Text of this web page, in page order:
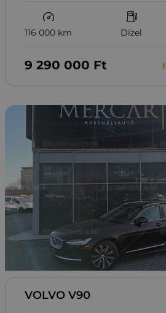
116 000 km Dízel
9‏‏‎ ‎290‏‏‎ ‎000 Ft
VOLVO V90